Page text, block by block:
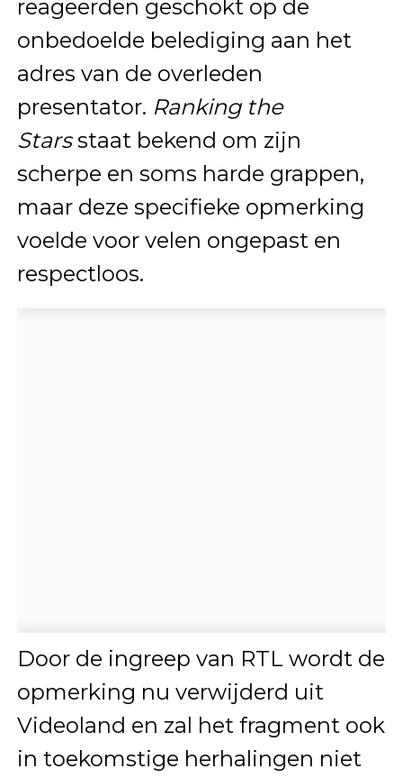
reageerden geschokt op de
onbedoelde belediging aan het
adres van de overleden
presentator. Ranking the
Starsstaat bekend om zijn
scherpe en soms harde grappen,
maar deze specifieke opmerking
voelde voor velen ongepast en
respectloos.
Door de ingreep van RTL wordt de
opmerking nu verwijderd uit
Videoland en zal het fragment ook
in toekomstige herhalingen niet